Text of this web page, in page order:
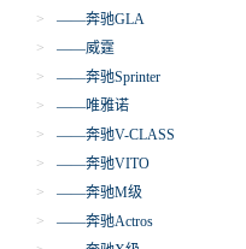
>
——奔驰GLA
>
——威霆
>
——奔驰Sprinter
>
——唯雅诺
>
——奔驰V-CLASS
>
——奔驰VITO
>
——奔驰M级
>
——奔驰Actros